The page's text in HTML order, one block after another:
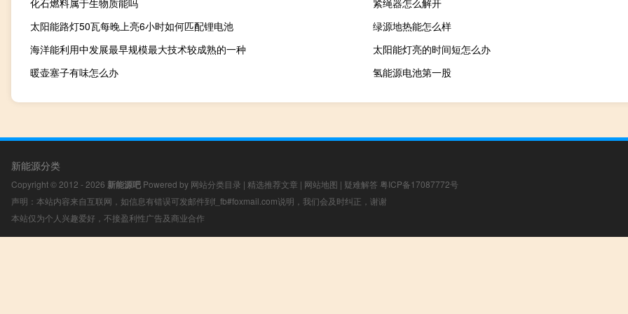
化石燃料属于生物质能吗
紧绳器怎么解开
太阳能路灯50瓦每晚上亮6小时如何匹配锂电池
绿源地热能怎么样
海洋能利用中发展最早规模最大技术较成熟的一种
太阳能灯亮的时间短怎么办
暖壶塞子有味怎么办
氢能源电池第一股
新能源分类
Copyright © 2012 - 2026 新能源吧 Powered by 网站分类目录 | 精选推荐文章 | 网站地图 | 疑难解答 粤ICP备17087772号
声明：本站内容来自互联网，如信息有错误可发邮件到f_fb#foxmail.com说明，我们会及时纠正，谢谢
本站仅为个人兴趣爱好，不接盈利性广告及商业合作